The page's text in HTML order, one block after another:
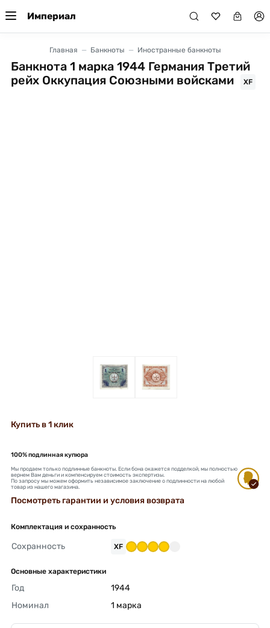
Империал
Главная Банкноты Иностранные банкноты
Банкнота 1 марка 1944 Германия Третий
рейх Оккупация Союзными войсками
XF
+ +
Купить в 1 клик
100% подлинная купюра
Мы продаем только подлинные банкноты. Если бона окажется подделкой, мы полностью
вернем Вам деньги и компенсируем стоимость экспертизы.
По запросу мы можем оформить независимое заключение о подлинности на любой
товар из нашего магазина.
Посмотреть гарантии и условия возврата
Комплектация и сохранность
Сохранность XF
Основные характеристики
Год
1944
Номинал
1 марка